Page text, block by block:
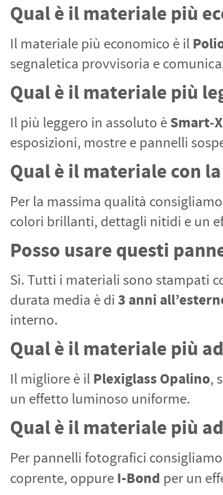
Qual è il materiale più
Il materiale più economico è il
segnaletica provvisoria e
Qual è il materiale più
Il più leggero in assoluto èSmart‑X
esposizioni, mostre e pannelli
Qual è il materiale con
Per la massima qualità
colori brillanti, dettagli nitidi e un
Posso usare questi
Sì. Tutti i materiali sono stampati
durata media è di 3 anni
interno.
Qual è il materiale più
Il migliore è il Plexiglass Opalino,
un effetto luminoso uniforme.
Qual è il materiale più
Per pannelli fotografici
coprente, oppure I-Bond per un